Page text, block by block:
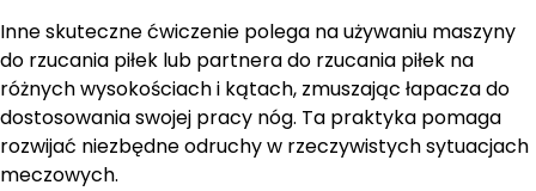
Inne skuteczne ćwiczenie polega na używaniu maszyny
do rzucania piłek lub partnera do rzucania piłek na
różnych wysokościach i kątach, zmuszając łapacza do
dostosowania swojej pracy nóg. Ta praktyka pomaga
rozwijać niezbędne odruchy w rzeczywistych sytuacjach
meczowych.